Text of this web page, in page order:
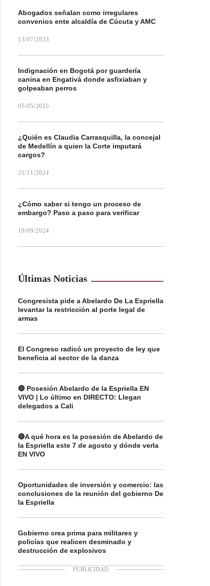
Abogados señalan como irregulares
convenios ente alcaldía de Cúcuta y AMC
13/07/2023
Indignación en Bogotá por guardería
canina en Engativá donde asfixiaban y
golpeaban perros
05/05/2025
¿Quién es Claudia Carrasquilla, la concejal
de Medellín a quien la Corte imputará
cargos?
21/11/2024
¿Cómo saber si tengo un proceso de
embargo? Paso a paso para verificar
19/09/2024
Últimas Noticias
Congresista pide a Abelardo De La Espriella
levantar la restricción al porte legal de
armas
El Congreso radicó un proyecto de ley que
beneficia al sector de la danza
🔴 Posesión Abelardo de la Espriella EN
VIVO | Lo último en DIRECTO: Llegan
delegados a Cali
🔴A qué hora es la posesión de Abelardo de
la Espriella este 7 de agosto y dónde verla
EN VIVO
Oportunidades de inversión y comercio: las
conclusiones de la reunión del gobierno De
la Espriella
Gobierno crea prima para militares y
policías que realicen desminado y
destrucción de explosivos